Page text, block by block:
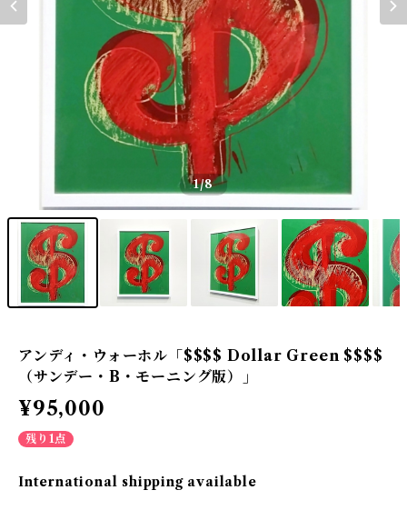
1/8
アンディ・ウォーホル「$$$$ Dollar Green $$$$
（サンデー・B・モーニング版）」
¥95,000
残り1点
International shipping available